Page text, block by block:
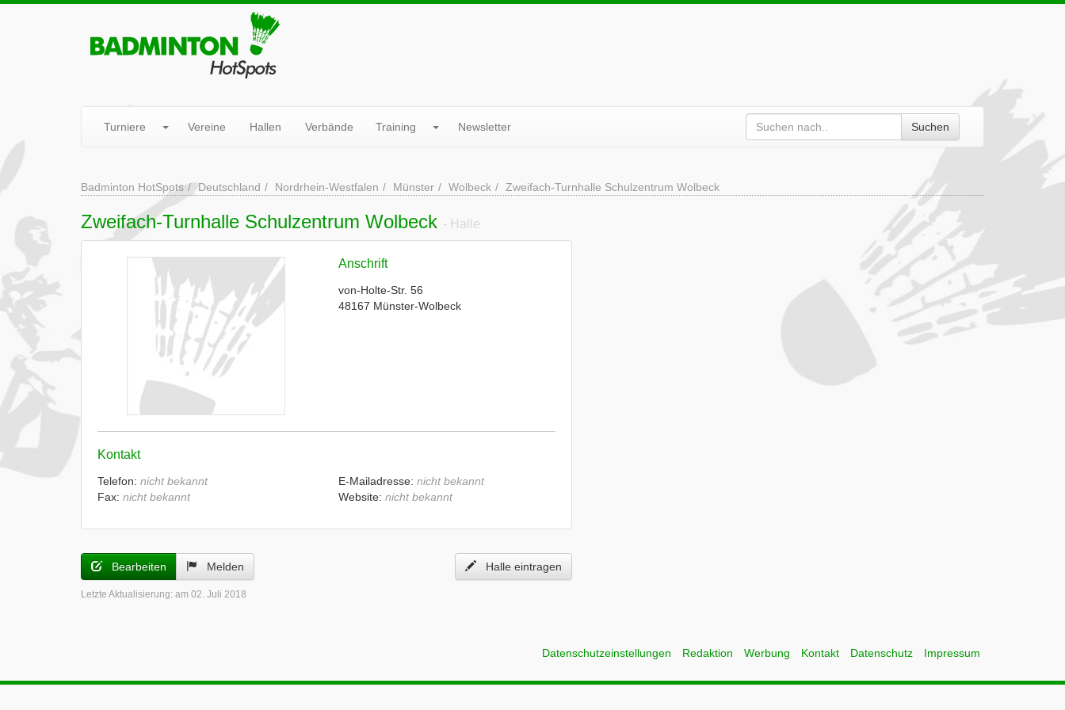
Turniere Vereine Hallen Verbände Training Newsletter Suchen
Badminton HotSpots Deutschland Nordrhein-Westfalen Münster Wolbeck Zweifach-Turnhalle Schulzentrum Wolbeck
Zweifach-Turnhalle Schulzentrum Wolbeck - Halle
Anschrift
von-Holte-Str. 56
48167 Münster-Wolbeck
Kontakt
Telefon: nicht bekannt
Fax: nicht bekannt
E-Mailadresse: nicht bekannt
Website: nicht bekannt
Bearbeiten Melden Halle eintragen
Letzte Aktualisierung: am 02. Juli 2018
Datenschutzeinstellungen Redaktion Werbung Kontakt Datenschutz Impressum